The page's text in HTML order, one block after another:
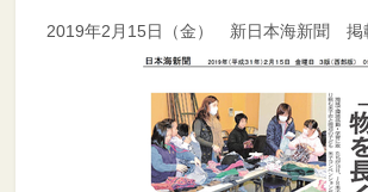
2019年2月15日（金） 新日本海新聞 掲